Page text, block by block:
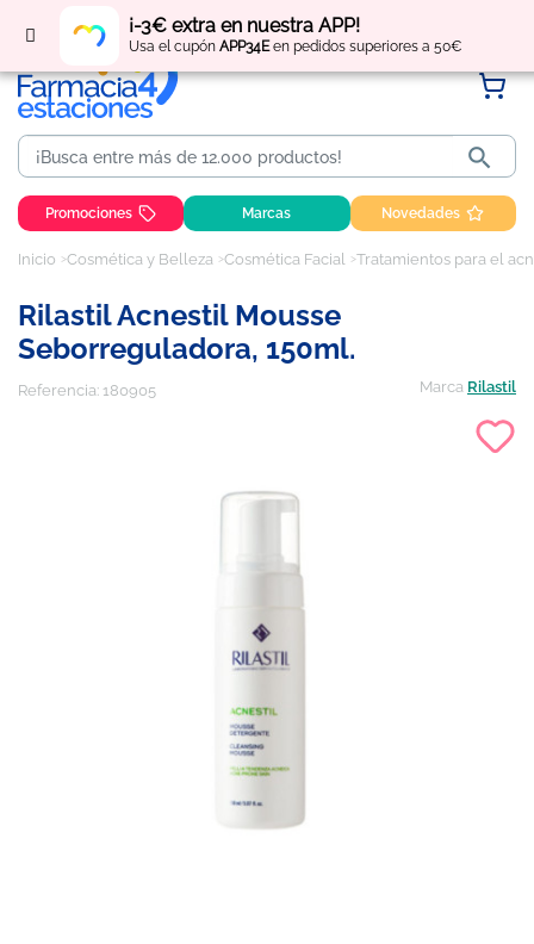
¡-3€ extra en nuestra APP!
Usa el cupón APP34Een pedidos superiores a 50€
Regístratey obtén puntos por tus compras

Promociones Marcas Novedades
Inicio Cosmética y Belleza Cosmética Facial Tratamientos para el
Rilastil Acnestil Mousse
Seborreguladora, 150ml.
Referencia: 180905 Marca Rilastil